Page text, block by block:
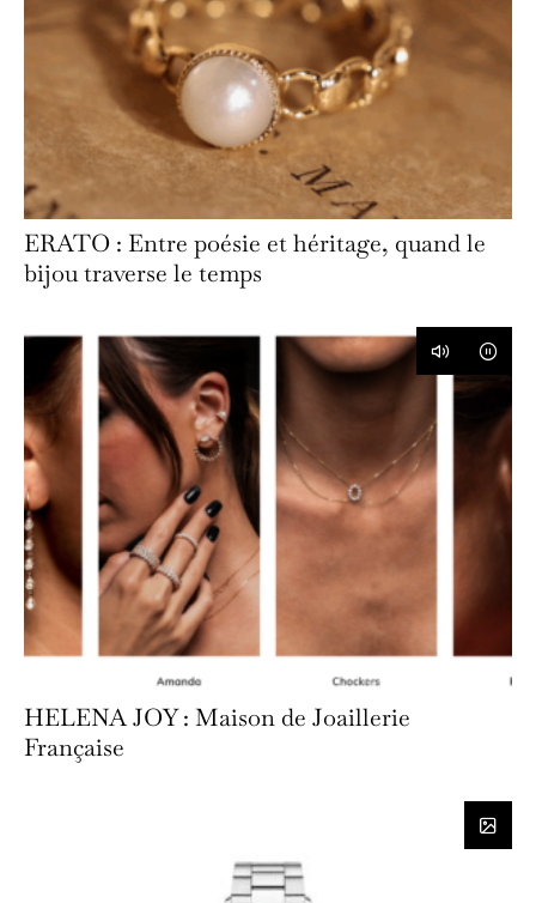
ERATO : Entre poésie et héritage, quand le
bijou traverse le temps
HELENA JOY : Maison de Joaillerie
Française